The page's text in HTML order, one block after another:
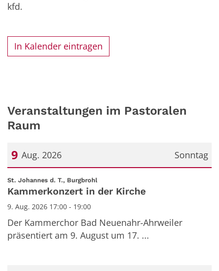
kfd.
In Kalender eintragen
Veranstaltungen im Pastoralen
Raum
Sonntag
9 Aug. 2026
Datum: 9. August 2026
St. Johannes d. T., Burgbrohl:
Kammerkonzert in der Kirche
9. Aug. 2026 17:00 - 19:00
Der Kammerchor Bad Neuenahr-Ahrweiler
präsentiert am 9. August um 17. ...